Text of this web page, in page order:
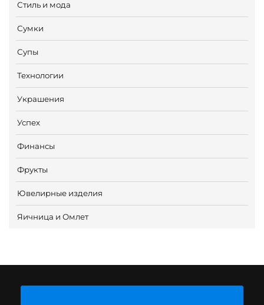
Стиль и мода
Сумки
Супы
Технологии
Украшения
Успех
Финансы
Фрукты
Ювелирные изделия
Яичница и Омлет